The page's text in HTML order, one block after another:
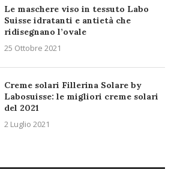
Le maschere viso in tessuto Labo
Suisse idratanti e antietà che
ridisegnano l’ovale
25 Ottobre 2021
Creme solari Fillerina Solare by
Labosuisse: le migliori creme solari
del 2021
2 Luglio 2021